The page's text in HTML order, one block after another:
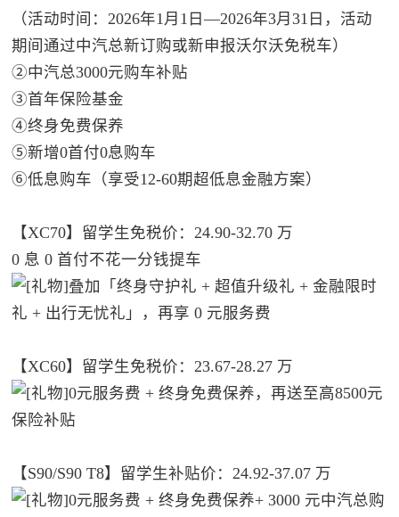
（活动时间：2026年1月1日—2026年3月31日，活动
期间通过中汽总新订购或新申报沃尔沃免税车）
②中汽总3000元购车补贴
③首年保险基金
④终身免费保养
⑤新增0首付0息购车
⑥低息购车（享受12-60期超低息金融方案）
【XC70】留学生免税价：24.90-32.70 万​
0 息 0 首付不花一分钱提车
叠加「终身守护礼 + 超值升级礼 + 金融限时
礼 + 出行无忧礼」，再享 0 元服务费
【XC60】留学生免税价：23.67-28.27 万​
0元服务费 + 终身免费保养，再送至高8500元
保险补贴
【S90/S90 T8】留学生补贴价：24.92-37.07 万​
0元服务费 + 终身免费保养+ 3000 元中汽总购